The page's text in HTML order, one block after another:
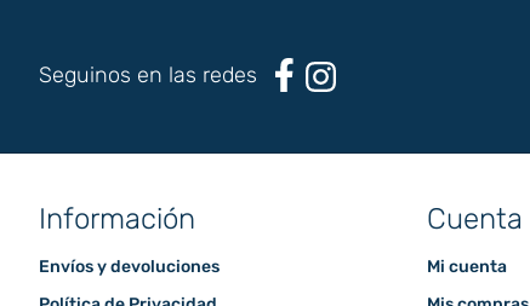
Seguinos en las redes
Información
Envíos y devoluciones
Cuenta
Mi cuenta